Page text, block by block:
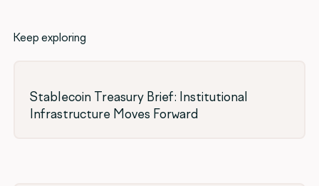
Keep exploring
Stablecoin Treasury Brief: Institutional
Infrastructure Moves Forward